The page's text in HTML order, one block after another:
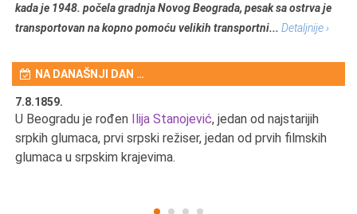
kada je 1948. počela gradnja Novog Beograda, pesak sa ostrva je
transportovan na kopno pomoću velikih transportni... Detaljnije ›
NA DANAŠNJI DAN …
7.8.1859.
U Beogradu je rođen Ilija Stanojević, jedan od najstarijih
srpkih glumaca, prvi srpski režiser, jedan od prvih filmskih
glumaca u srpskim krajevima.